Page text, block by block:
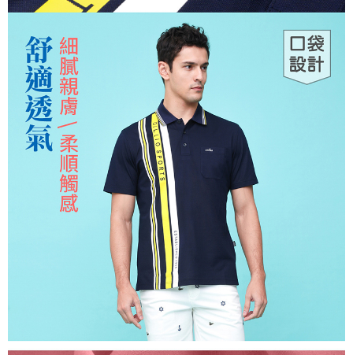
ATM／網路銀行／等多元方式進行付款，方視為交易完成。
※ 請注意：結帳手續完成當下不需立刻繳費，但若您需要取消訂單，請聯絡
購買商品的店家。未經商家同意取消之訂單仍視為有效，需透過AFTEE先享
後付繳納相關費用。
※ 交易是否成功請以「AFTEE先享後付 」之結帳頁面顯示為準，若有關於
是否繳費成功／繳費後需取消欲退款等相關疑問，請聯繫「AFTEE先享後付
客戶支援中心」
https://netprotections.freshdesk.com/support/home
【注意事項】
１．透過由恩沛科技股份有限公司提供之「AFTEE先享後付」服務完成之交
易，需依本服務之必要範圍內提供個人資料，並將交易相關給付款項請求債
權轉讓予恩沛科技股份有限公司。
２．關於個人資料處理事宜，請瀏覽以下網址：
https://aftee.tw/terms/#terms3
３．未成年的使用者請事先徵得法定代理人或監護人之同意方可使用
「AFTEE先享後付」，若未經同意申辦者引起之損失，本公司不負相關責
４．使用「AFTEE先享後付」時，將依據個別帳號之用戶狀況，依本公司即
時審查核予不同之上限額度；若仍有額度不足之情形，本公司將視審查結果
請求用戶進行身份認證。
５．嚴禁一人註冊多個帳號或使用他人資訊註冊。若發現惡意使用之情形，
恩沛科技股份有限公司將有權停止該用戶之使用額度並採取法律行動。
萊爾富取貨付款
每筆NT$150，滿NT$500(含以上)免運費
付款後萊爾富取貨
每筆NT$150，滿NT$500(含以上)免運費
7-11取貨付款
每筆NT$150，滿NT$500(含以上)免運費
付款後7-11取貨
每筆NT$150，滿NT$500(含以上)免運費
每筆NT$150，滿NT$500(含以上)免運費
每筆NT$200，滿NT$5,000(含以上)免運費